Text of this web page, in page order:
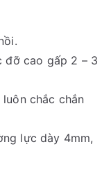
đỡ cao gấp 2 – 3
chắc chắn
lực dày 4mm,